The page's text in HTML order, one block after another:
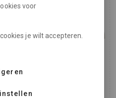
voor
je wilt accepteren.